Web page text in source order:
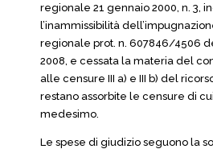
regionale 21 gennaio 2000, n. 3,
l’inammissibilità
regionale prot. n. 607846/4506
2008, e cessata la materia del
alle censure III a) e III b) del
restano assorbite le censure di
medesimo.
Le spese di giudizio seguono la